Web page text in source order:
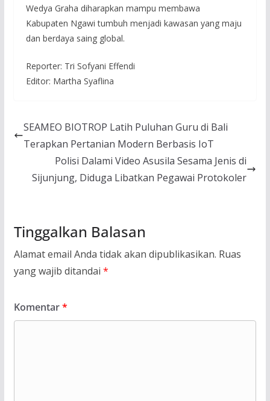
Wedya Graha diharapkan mampu membawa
Kabupaten Ngawi tumbuh menjadi kawasan yang maju
dan berdaya saing global.
Reporter: Tri Sofyani Effendi
Editor: Martha Syaflina
SEAMEO BIOTROP Latih Puluhan Guru di Bali
Terapkan Pertanian Modern Berbasis IoT
Polisi Dalami Video Asusila Sesama Jenis di
Sijunjung, Diduga Libatkan Pegawai Protokoler
Tinggalkan Balasan
Alamat email Anda tidak akan dipublikasikan. Ruas
yang wajib ditandai *
Komentar*